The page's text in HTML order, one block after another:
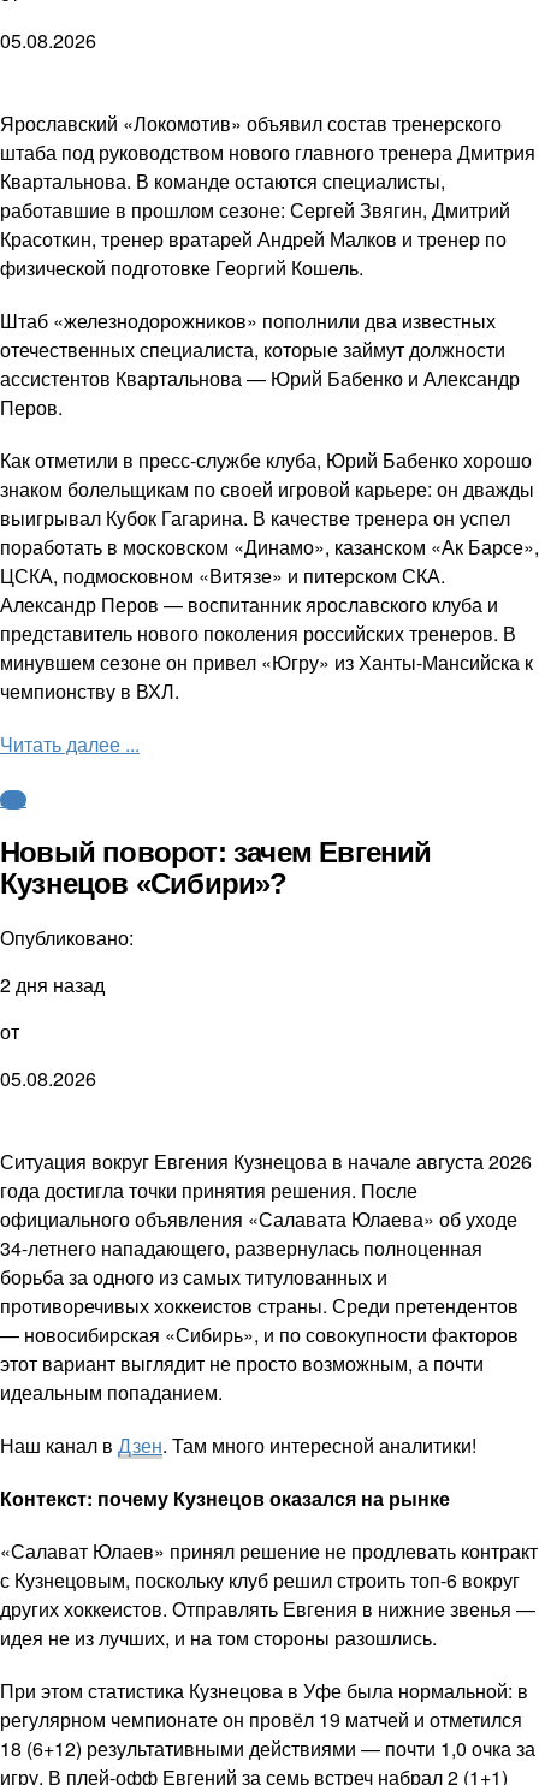
05.08.2026
Ярославский «Локомотив» объявил состав тренерского
штаба под руководством нового главного тренера Дмитрия
Квартальнова. В команде остаются специалисты,
работавшие в прошлом сезоне: Сергей Звягин, Дмитрий
Красоткин, тренер вратарей Андрей Малков и тренер по
физической подготовке Георгий Кошель.
Штаб «железнодорожников» пополнили два известных
отечественных специалиста, которые займут должности
ассистентов Квартальнова — Юрий Бабенко и Александр
Перов.
Как отметили в пресс-службе клуба, Юрий Бабенко хорошо
знаком болельщикам по своей игровой карьере: он дважды
выигрывал Кубок Гагарина. В качестве тренера он успел
поработать в московском «Динамо», казанском «Ак Барсе»,
ЦСКА, подмосковном «Витязе» и питерском СКА.
Александр Перов — воспитанник ярославского клуба и
представитель нового поколения российских тренеров. В
минувшем сезоне он привел «Югру» из Ханты-Мансийска к
чемпионству в ВХЛ.
Читать далее ...
КХЛ
Новый поворот: зачем Евгений
Кузнецов «Сибири»?
Опубликовано:
2 дня назад
от
05.08.2026
Ситуация вокруг Евгения Кузнецова в начале августа 2026
года достигла точки принятия решения. После
официального объявления «Салавата Юлаева» об уходе
34-летнего нападающего, развернулась полноценная
борьба за одного из самых титулованных и
противоречивых хоккеистов страны. Среди претендентов
— новосибирская «Сибирь», и по совокупности факторов
этот вариант выглядит не просто возможным, а почти
идеальным попаданием.
Наш канал в Дзен. Там много интересной аналитики!
Контекст: почему Кузнецов оказался на рынке
«Салават Юлаев» принял решение не продлевать контракт
с Кузнецовым, поскольку клуб решил строить топ-6 вокруг
других хоккеистов. Отправлять Евгения в нижние звенья —
идея не из лучших, и на том стороны разошлись.
При этом статистика Кузнецова в Уфе была нормальной: в
регулярном чемпионате он провёл 19 матчей и отметился
18 (6+12) результативными действиями — почти 1,0 очка за
игру. В плей-офф Евгений за семь встреч набрал 2 (1+1)